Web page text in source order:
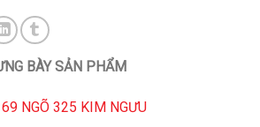
BÀY SẢN PHẨM
NGÕ 325 KIM NGƯU